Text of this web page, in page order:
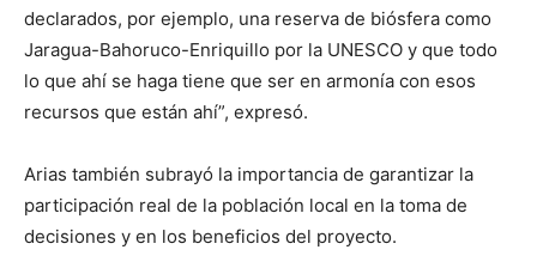
declarados, por ejemplo, una reserva de biósfera como
Jaragua-Bahoruco-Enriquillo por la UNESCO y que todo
lo que ahí se haga tiene que ser en armonía con esos
recursos que están ahí”, expresó.
Arias también subrayó la importancia de garantizar la
participación real de la población local en la toma de
decisiones y en los beneficios del proyecto.